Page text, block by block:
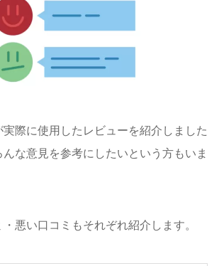
実際に使用したレビューを紹介しました
な意見を参考にしたいという方もいま
悪い口コミもそれぞれ紹介します。